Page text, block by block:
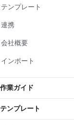
テンプレート
連携
会社概要
インポート
作業ガイド
テンプレート